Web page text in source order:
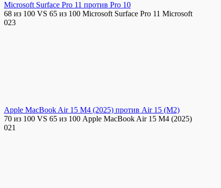
Microsoft Surface Pro 11 против Pro 10
68 из 100 VS 65 из 100 Microsoft Surface Pro 11 Microsoft
023
Apple MacBook Air 15 M4 (2025) против Air 15 (M2)
70 из 100 VS 65 из 100 Apple MacBook Air 15 M4 (2025)
021